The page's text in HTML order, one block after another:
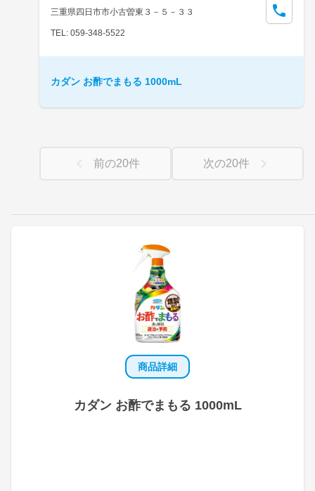
商品詳細
カダン お酢でまもる 1000mL
三重県四日市市小古曽東３－５－３３
TEL: 059-348-5522
カダン お酢でまもる 1000mL
前の20件 次の20件